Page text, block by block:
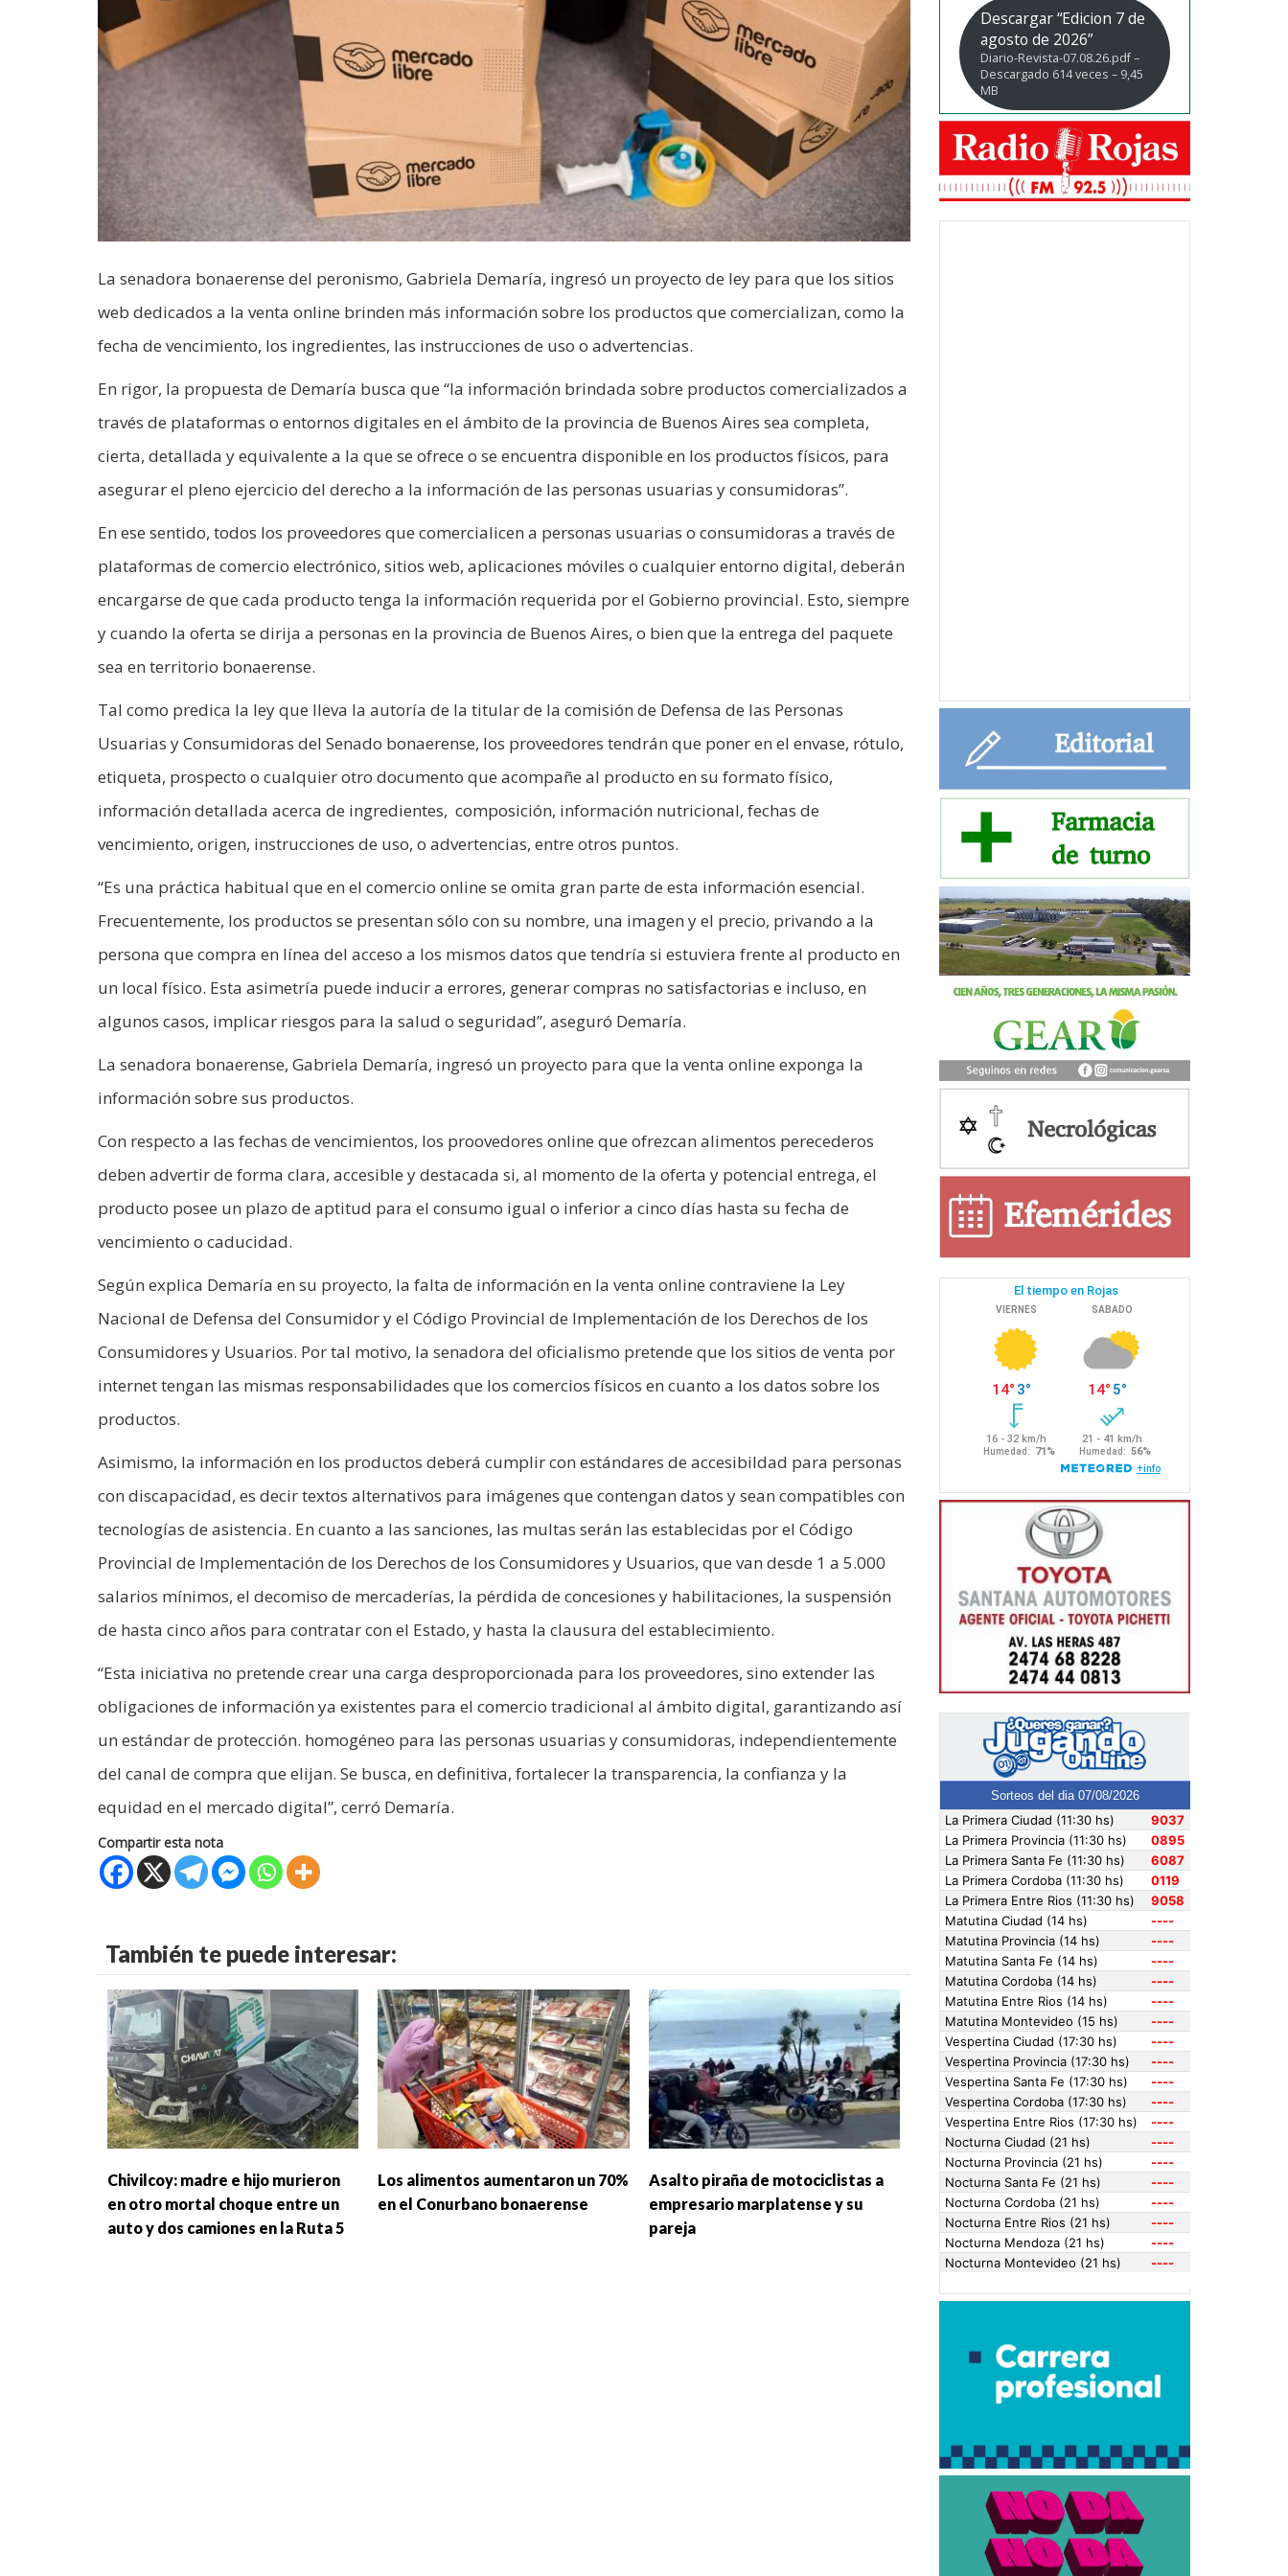
La senadora bonaerense del peronismo, Gabriela Demaría, ingresó un proyecto de ley para que los sitios
web dedicados a la venta online brinden más información sobre los productos que comercializan, como la
fecha de vencimiento, los ingredientes, las instrucciones de uso o advertencias.
En rigor, la propuesta de Demaría busca que “la información brindada sobre productos comercializados a
través de plataformas o entornos digitales en el ámbito de la provincia de Buenos Aires sea completa,
cierta, detallada y equivalente a la que se ofrece o se encuentra disponible en los productos físicos, para
asegurar el pleno ejercicio del derecho a la información de las personas usuarias y consumidoras”.
En ese sentido, todos los proveedores que comercialicen a personas usuarias o consumidoras a través de
plataformas de comercio electrónico, sitios web, aplicaciones móviles o cualquier entorno digital, deberán
encargarse de que cada producto tenga la información requerida por el Gobierno provincial. Esto, siempre
y cuando la oferta se dirija a personas en la provincia de Buenos Aires, o bien que la entrega del paquete
sea en territorio bonaerense.
Tal como predica la ley que lleva la autoría de la titular de la comisión de Defensa de las Personas
Usuarias y Consumidoras del Senado bonaerense, los proveedores tendrán que poner en el envase, rótulo,
etiqueta, prospecto o cualquier otro documento que acompañe al producto en su formato físico,
información detallada acerca de ingredientes, composición, información nutricional, fechas de
vencimiento, origen, instrucciones de uso, o advertencias, entre otros puntos.
“Es una práctica habitual que en el comercio online se omita gran parte de esta información esencial.
Frecuentemente, los productos se presentan sólo con su nombre, una imagen y el precio, privando a la
persona que compra en línea del acceso a los mismos datos que tendría si estuviera frente al producto en
un local físico. Esta asimetría puede inducir a errores, generar compras no satisfactorias e incluso, en
algunos casos, implicar riesgos para la salud o seguridad”, aseguró Demaría.
La senadora bonaerense, Gabriela Demaría, ingresó un proyecto para que la venta online exponga la
información sobre sus productos.
Con respecto a las fechas de vencimientos, los proovedores online que ofrezcan alimentos perecederos
deben advertir de forma clara, accesible y destacada si, al momento de la oferta y potencial entrega, el
producto posee un plazo de aptitud para el consumo igual o inferior a cinco días hasta su fecha de
vencimiento o caducidad.
Según explica Demaría en su proyecto, la falta de información en la venta online contraviene la Ley
Nacional de Defensa del Consumidor y el Código Provincial de Implementación de los Derechos de los
Consumidores y Usuarios. Por tal motivo, la senadora del oficialismo pretende que los sitios de venta por
internet tengan las mismas responsabilidades que los comercios físicos en cuanto a los datos sobre los
productos.
Asimismo, la información en los productos deberá cumplir con estándares de accesibildad para personas
con discapacidad, es decir textos alternativos para imágenes que contengan datos y sean compatibles con
tecnologías de asistencia. En cuanto a las sanciones, las multas serán las establecidas por el Código
Provincial de Implementación de los Derechos de los Consumidores y Usuarios, que van desde 1 a 5.000
salarios mínimos, el decomiso de mercaderías, la pérdida de concesiones y habilitaciones, la suspensión
de hasta cinco años para contratar con el Estado, y hasta la clausura del establecimiento.
“Esta iniciativa no pretende crear una carga desproporcionada para los proveedores, sino extender las
obligaciones de información ya existentes para el comercio tradicional al ámbito digital, garantizando así
un estándar de protección. homogéneo para las personas usuarias y consumidoras, independientemente
del canal de compra que elijan. Se busca, en definitiva, fortalecer la transparencia, la confianza y la
equidad en el mercado digital”, cerró Demaría.
Compartir esta nota
También te puede interesar:
Chivilcoy: madre e hijo murieron
en otro mortal choque entre un
auto y dos camiones en la Ruta 5
Los alimentos aumentaron un 70%
en el Conurbano bonaerense
Asalto piraña de motociclistas a
empresario marplatense y su
pareja
Descargar “Edicion 7 de
agosto de 2026”
Diario-Revista-07.08.26.pdf –
Descargado 614 veces – 9,45
MB